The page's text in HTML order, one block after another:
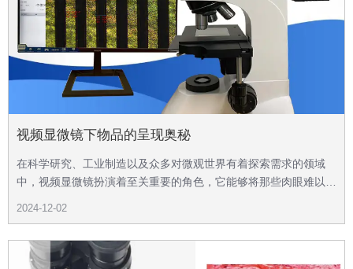
视频显微镜下物品的呈现奥秘
在科学研究、工业制造以及众多对微观世界有着探索需求的领域
中，视频显微镜扮演着至关重要的角色，它能够将那些肉眼难以察
2024-12-02